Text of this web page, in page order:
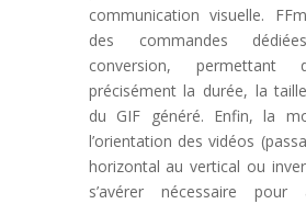
communication visuelle.
des commandes
conversion, permettant
précisément la durée, la
du GIF généré. Enfin, la
l’orientation des vidéos
horizontal au vertical ou
s’avérer nécessaire pour